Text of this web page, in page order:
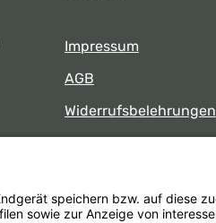
Impressum
AGB
Widerrufsbelehrungen
Datenschutz